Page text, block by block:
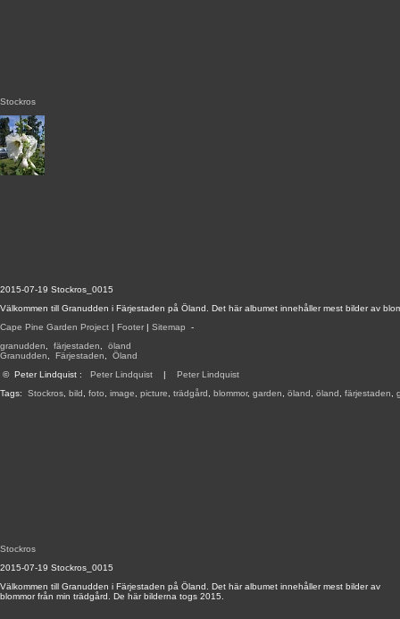
2015-07-19 Stockros_0015
Välkommen till Granudden i Färjestaden på Öland. Det här albumet innehåller mest bilder av
Cape Pine Garden Project | Footer | Sitemap -
granudden
färjestaden
öland
Granudden
Färjestaden
Öland
© Peter Lindquist : Peter Lindquist | Peter Lindquist
Tags: Stockros bild foto image picture trädgård blommor, garden öland öland färjestaden
Stockros
Stockros
2015-07-19 Stockros_0015
Välkommen till Granudden i Färjestaden på Öland. Det här albumet innehåller mest bilder av
blommor från min trädgård. De här bilderna togs 2015.